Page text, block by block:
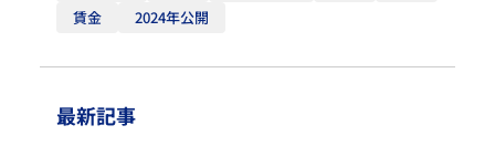
最新記事
賃金
2024年公開